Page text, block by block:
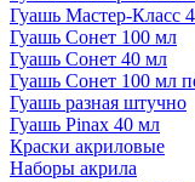
Гуашь Мастер-Класс
Гуашь Сонет 100 мл
Гуашь Сонет 40 мл
Гуашь Сонет 100 мл
Гуашь разная штучно
Гуашь Pinax 40 мл
Краски акриловые
Наборы акрила